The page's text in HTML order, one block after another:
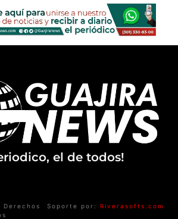
el de todos!
Soporte por: Riverasofts.com